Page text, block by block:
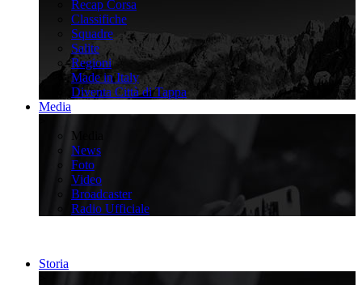
Recap Corsa
Classifiche
Squadre
Salite
Regioni
Made in Italy
Diventa Città di Tappa
Media
Media
News
Foto
Video
Broadcaster
Radio Ufficiale
Storia